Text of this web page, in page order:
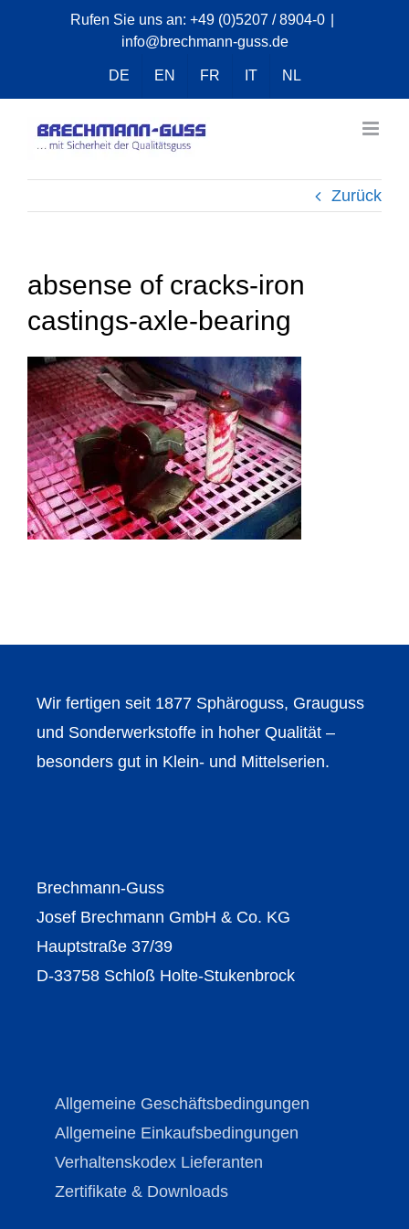
Rufen Sie uns an: +49 (0)5207 / 8904-0
info@brechmann-guss.de
DE EN FR IT NL
Zurück
absense of cracks-iron
castings-axle-bearing
Wir fertigen seit 1877 Sphäroguss, Grauguss
und Sonderwerkstoffe in hoher Qualität –
besonders gut in Klein- und Mittelserien.
Brechmann-Guss
Josef Brechmann GmbH & Co. KG
Hauptstraße 37/39
D-33758 Schloß Holte-Stukenbrock
Allgemeine Geschäftsbedingungen
Allgemeine Einkaufsbedingungen
Verhaltenskodex Lieferanten
Zertifikate & Downloads